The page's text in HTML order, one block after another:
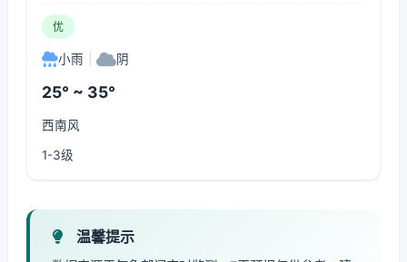
优
小雨 阴
25° ~ 35°
西南风
1-3级
温馨提示